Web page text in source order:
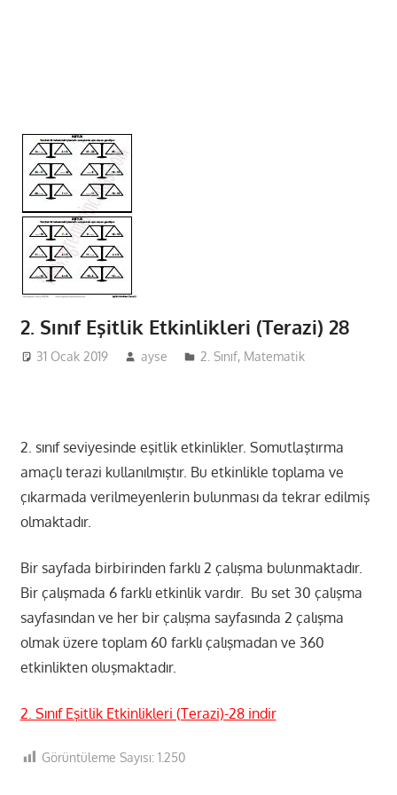
2. Sınıf Eşitlik Etkinlikleri (Terazi) 28
31 Ocak 2019 ayse 2. Sınıf, Matematik
2. sınıf seviyesinde eşitlik etkinlikler. Somutlaştırma
amaçlı terazi kullanılmıştır. Bu etkinlikle toplama ve
çıkarmada verilmeyenlerin bulunması da tekrar edilmiş
olmaktadır.
Bir sayfada birbirinden farklı 2 çalışma bulunmaktadır.
Bir çalışmada 6 farklı etkinlik vardır. Bu set 30 çalışma
sayfasından ve her bir çalışma sayfasında 2 çalışma
olmak üzere toplam 60 farklı çalışmadan ve 360
etkinlikten oluşmaktadır.
2. Sınıf Eşitlik Etkinlikleri (Terazi)-28 indir
Görüntüleme Sayısı: 1.250